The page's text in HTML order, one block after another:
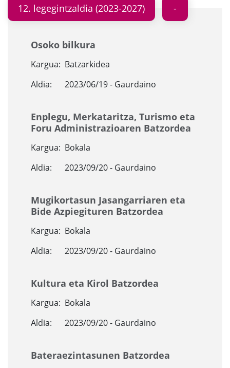
12. legegintzaldia (2023-2027)
Osoko bilkura
Kargua: Batzarkidea
Aldia:
2023/06/19 - Gaurdaino
Enplegu, Merkataritza, Turismo eta
Foru Administrazioaren Batzordea
Kargua: Bokala
Aldia:
2023/09/20 - Gaurdaino
Mugikortasun Jasangarriaren eta
Bide Azpiegituren Batzordea
Kargua: Bokala
Aldia:
2023/09/20 - Gaurdaino
Kultura eta Kirol Batzordea
Kargua: Bokala
Aldia:
2023/09/20 - Gaurdaino
Bateraezintasunen Batzordea